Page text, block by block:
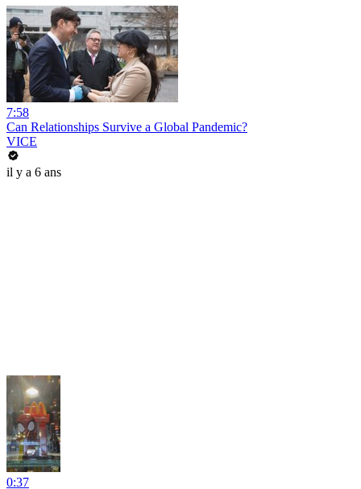
7:58
Can Relationships Survive a Global Pandemic?
VICE
il y a 6 ans
0:37